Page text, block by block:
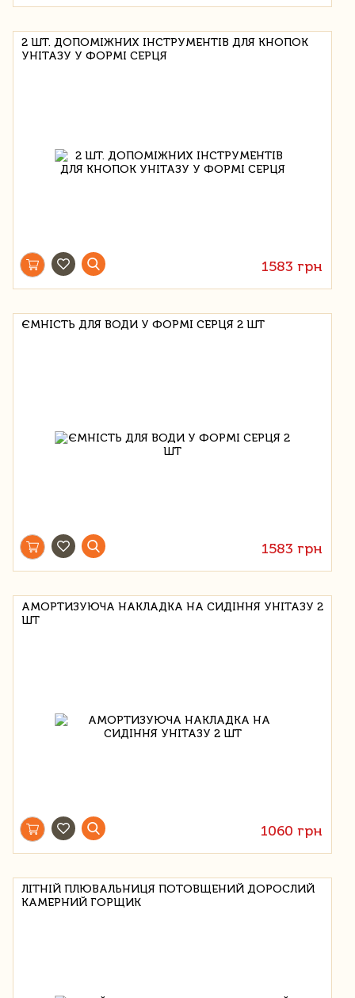
2 ШТ. ДОПОМІЖНИХ ІНСТРУМЕНТІВ ДЛЯ КНОПОК
УНІТАЗУ У ФОРМІ СЕРЦЯ
1583 грн
ЄМНІСТЬ ДЛЯ ВОДИ У ФОРМІ СЕРЦЯ 2 ШТ
1583 грн
АМОРТИЗУЮЧА НАКЛАДКА НА СИДІННЯ УНІТАЗУ 2
ШТ
1060 грн
ЛІТНІЙ ПЛЮВАЛЬНИЦЯ ПОТОВЩЕНИЙ ДОРОСЛИЙ
КАМЕРНИЙ ГОРЩИК